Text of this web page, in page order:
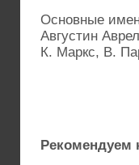
Основные
Августин
К. Маркс, В.
Рекомендуем